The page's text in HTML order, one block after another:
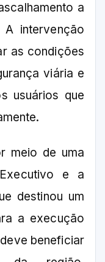
a
intervenção
as condições
viária e
usuários que
meio de uma
e a
destinou um
a execução
beneficiar